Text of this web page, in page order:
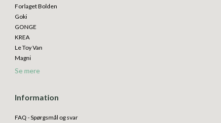
Forlaget Bolden
Goki
GONGE
KREA
Le Toy Van
Magni
Se mere
Information
FAQ - Spørgsmål og svar